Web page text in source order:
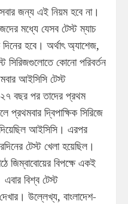
জন্য এই নিয়ম হবে না।
মধ্যে যেসব টেস্ট ম্যাচ
হবে। অর্থাৎ অ্যাশেজ,
সিরিজগুলোতে কোনো পরিবর্তন
আইসিসি টেস্ট
২৭ বছর পর তাদের প্রথম
দ্বিপাক্ষিক সিরিজে
আইসিসি। এরপর
টেস্ট খেলা হয়েছিল।
জিম্বাবোয়ের বিপক্ষে একই
এবার বিশ্ব টেস্ট
উল্লেখ্য, বাংলাদেশ-